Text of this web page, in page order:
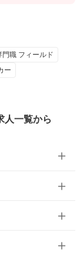
職 フィールド
ー
人一覧から